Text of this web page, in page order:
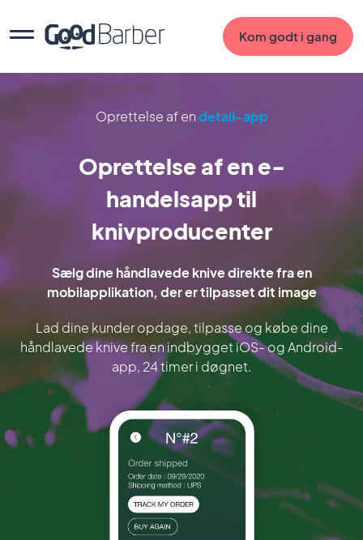
Kom godt i gang
Oprettelse af endetail-app
Oprettelse af en e-
handelsapp til
knivproducenter
Sælg dine håndlavede knive direkte fra en
mobilapplikation, der er tilpasset dit image
Lad dine kunder opdage, tilpasse og købe dine
håndlavede knive fra en indbygget iOS- og Android-
app, 24 timer i døgnet.